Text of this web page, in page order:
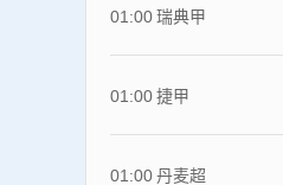
01:00瑞典甲
01:00捷甲
01:00丹麦超